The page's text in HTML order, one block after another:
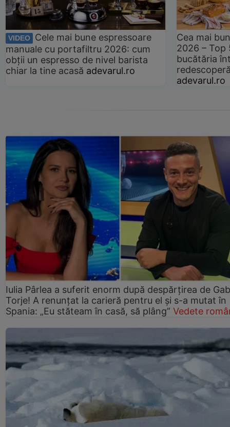
VIDEO
Cele mai bune espressoare
manuale cu portafiltru 2026: cum
obții un espresso de nivel barista
chiar la tine acasă adevarul.ro
Cea mai
2026 –
bucătăria
adevarul.ro
Iulia Pârlea a suferit enorm după despărțirea de
Torje! A renunțat la carieră pentru el și s-a mutat în
Spania: „Eu stăteam în casă, să plâng” Vedete